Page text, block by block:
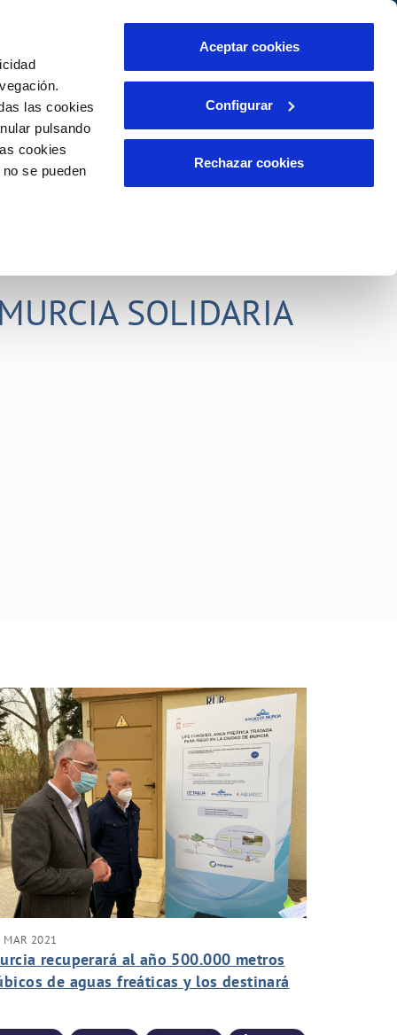
las cookies
pulsando
cookies
se pueden
Aceptar cookies
Configurar
Rechazar cookies
INCIDENCIAS
Comunica anomalías o posibles
PORTAL DE TRANSPARENCIA
Área de clientes
SOLIDARIA
MAR 2021
recuperará al año 500.000 metros
de aguas freáticas y los destinará